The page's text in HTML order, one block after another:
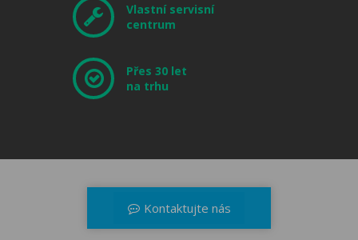
Vlastní servisní
centrum
Přes 30 let
na trhu
Kontaktujte nás